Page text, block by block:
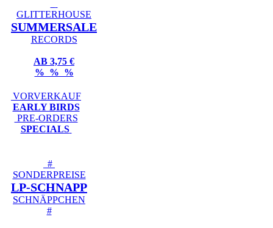
GLITTERHOUSE
SUMMERSALE
RECORDS
AB 3,75 €
% % %
VORVERKAUF
EARLY BIRDS
PRE-ORDERS
SPECIALS
#
SONDERPREISE
LP-SCHNAPP
SCHNÄPPCHEN
#